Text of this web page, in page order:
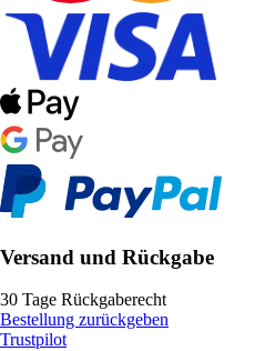
Versand und Rückgabe
30 Tage Rückgaberecht
Bestellung zurückgeben
Trustpilot